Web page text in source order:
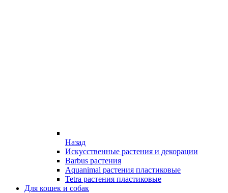
Назад
Искусственные растения и декорации
Barbus растения
Aquanimal растения пластиковые
Tetra растения пластиковые
Для кошек и собак